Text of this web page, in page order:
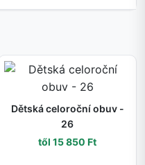
Dětská celoroční obuv -
26
től 15 850 Ft